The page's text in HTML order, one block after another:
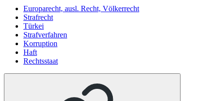
Europarecht, ausl. Recht, Völkerrecht
Strafrecht
Türkei
Strafverfahren
Korruption
Haft
Rechtsstaat